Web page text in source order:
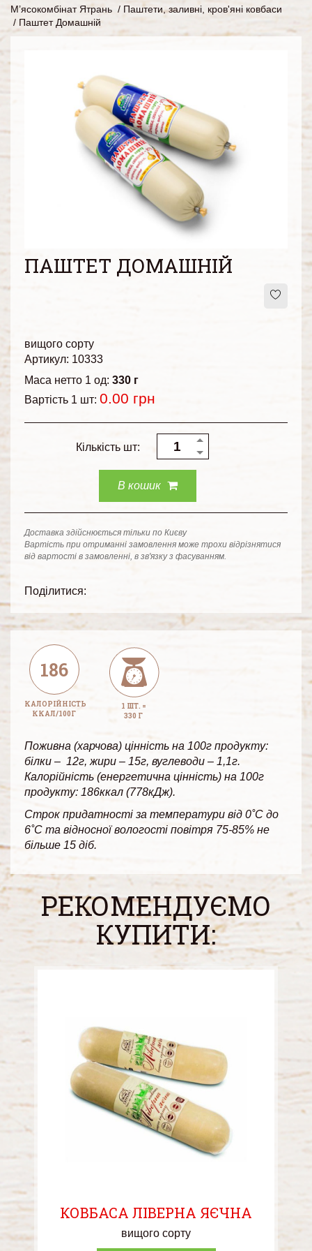
М’ясокомбінат Ятрань / Паштети, заливні, кров'яні ковбаси
/ Паштет Домашній
ПАШТЕТ ДОМАШНІЙ
вищого сорту
Артикул: 10333
Маса нетто 1 од: 330 г
Вартість 1 шт: 0.00 грн
Кількість шт:
В кошик
Доставка здійснюється тільки по Києву
Вартість при отриманні замовлення може трохи відрізнятися
від вартості в замовленні, в зв'язку з фасуванням.
Поділитися:
186
КАЛОРІЙНІСТЬ
ККАЛ/100Г
1 ШТ. =
330 Г
Поживна (харчова) цінність на 100г продукту:
білки – 12г, жири – 15г, вуглеводи – 1,1г.
Калорійність (енергетична цінність) на 100г
продукту: 186ккал (778кДж).
Строк придатності за температури від 0˚С до
6˚С та відносної вологості повітря 75-85% не
більше 15 діб.
РЕКОМЕНДУЄМО
КУПИТИ:
КОВБАСА ЛІВЕРНА ЯЄЧНА
вищого сорту